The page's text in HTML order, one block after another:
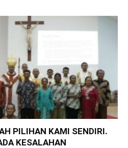
PILIHAN KAMI SENDIRI.
KESALAHAN